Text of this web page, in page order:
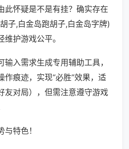
此怀疑是不是有挂？确实存在
子,白金岛跑胡子,白金岛字牌)
护游戏公平。
入需求生成专用辅助工具，
作痕迹，实现“必胜”效果，适
友对局），但需注意遵守游戏
特色！